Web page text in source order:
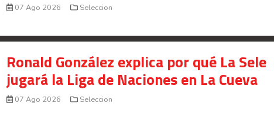
07 Ago 2026 Seleccion
Ronald González explica por qué La Sele
jugará la Liga de Naciones en La Cueva
07 Ago 2026 Seleccion